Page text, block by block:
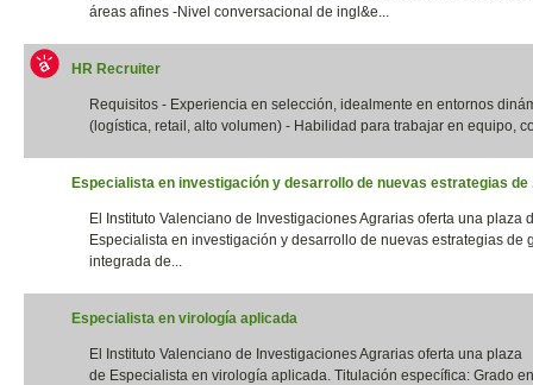
áreas afines -Nivel conversacional de ingl&e...
HR Recruiter
Requisitos - Experiencia en selección, idealmente en entornos
(logística, retail, alto volumen) - Habilidad para trabajar en equipo,
Especialista en investigación y desarrollo de nuevas estrategias de
El Instituto Valenciano de Investigaciones Agrarias oferta una plaza
Especialista en investigación y desarrollo de nuevas estrategias de
integrada de...
Especialista en virología aplicada
El Instituto Valenciano de Investigaciones Agrarias oferta una plaza
de Especialista en virología aplicada. Titulación específica: Grado